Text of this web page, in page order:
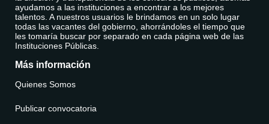
ayudamos a las instituciones a encontrar a los mejores
talentos. A nuestros usuarios le brindamos en un solo lugar
todas las vacantes del gobierno, ahorrándoles el tiempo que
les tomaría buscar por separado en cada página web de las
Instituciones Públicas.
Más información
Quienes Somos
Publicar convocatoria